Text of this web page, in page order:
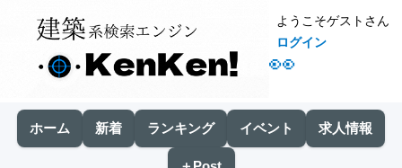
👀
ようこそゲストさん
ログイン
ホーム 新着 ランキング イベント 求人情報